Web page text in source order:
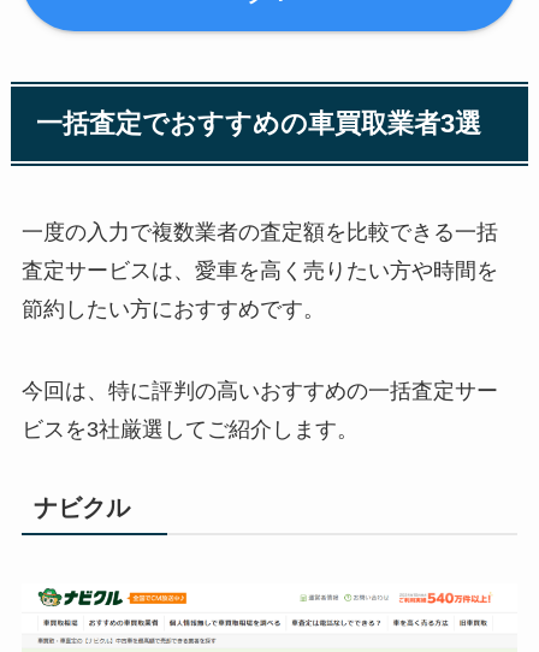
一括査定でおすすめの車買取業者3選
一度の入力で複数業者の査定額を比較できる一括
査定サービスは、愛車を高く売りたい方や時間を
節約したい方におすすめです。
今回は、特に評判の高いおすすめの一括査定サー
ビスを3社厳選してご紹介します。
ナビクル